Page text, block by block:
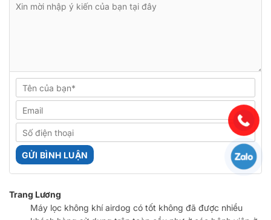
Trang Lương
Máy lọc không khí airdog có tốt không đã được nhiều